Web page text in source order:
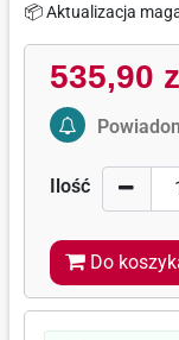
📦 Aktualizacja
535,90
Activate
Ilość
Do